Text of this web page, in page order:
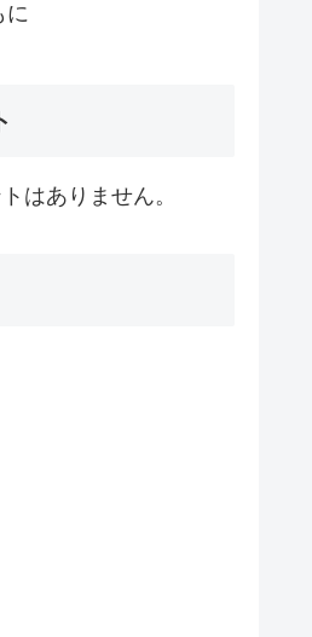
に
はありません。